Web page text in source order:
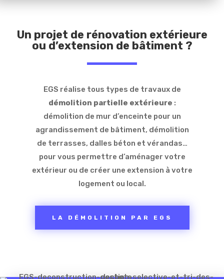
Un projet de rénovation extérieure
ou d’extension de bâtiment ?
EGS réalise tous types de travaux de
démolition partielle extérieure :
démolition de mur d’enceinte pour un
agrandissement de bâtiment, démolition
de terrasses, dalles béton et vérandas…
pour vous permettre d’aménager votre
extérieur ou de créer une extension à votre
logement ou local.
LA DÉMOLITION PAR EGS